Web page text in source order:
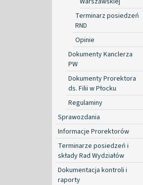
Terminarz posiedzeń
RND
Opinie
Dokumenty Kanclerza
PW
Dokumenty Prorektora
ds. Filii w Płocku
Regulaminy
Sprawozdania
Informacje Prorektorów
Terminarze posiedzeń i
składy Rad Wydziałów
Dokumentacja kontroli i
raporty